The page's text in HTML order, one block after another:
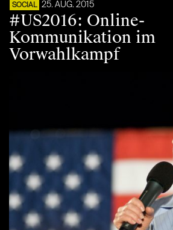
SOCIAL 25. AUG. 2015
#US2016: Online-
Kommunikation im
Vorwahlkampf